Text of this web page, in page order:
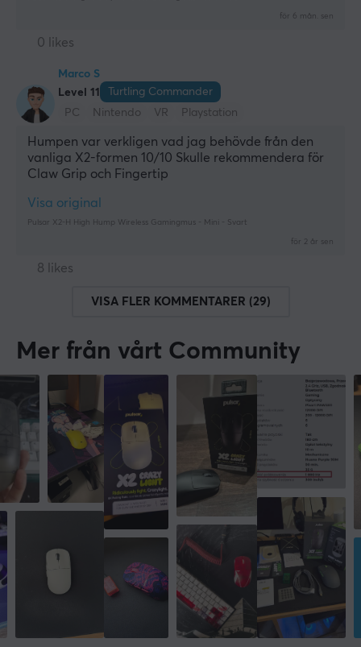
för 6 mån. sen
0 likes
Marco S
Level 11
Turtling Commander
PC
Nintendo VR Playstation
Humpen var verkligen vad jag behövde från den
vanliga X2-formen 10/10 Skulle rekommendera för
Claw Grip och Fingertip
Visa original
Pulsar X2-H High Hump Wireless Gamingmus - Mini - Svart
för 2 år sen
8 likes
VISA FLER KOMMENTARER (29)
Mer från vårt Community